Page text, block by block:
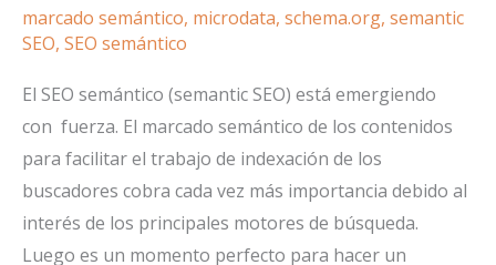
marcado semántico, microdata, schema.org, semantic
SEO, SEO semántico
El SEO semántico (semantic SEO) está emergiendo
con fuerza. El marcado semántico de los contenidos
para facilitar el trabajo de indexación de los
buscadores cobra cada vez más importancia debido al
interés de los principales motores de búsqueda.
Luego es un momento perfecto para hacer un